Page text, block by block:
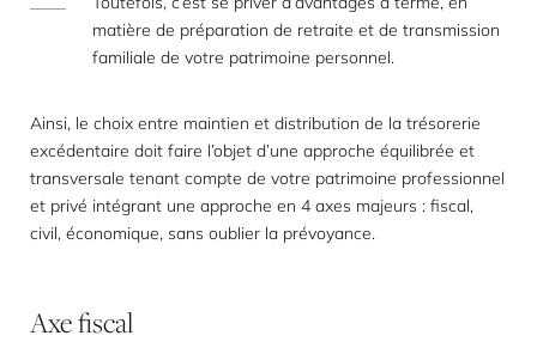
matière de préparation de retraite et de transmission
familiale de votre patrimoine personnel.
Ainsi, le choix entre maintien et distribution de la trésorerie
excédentaire doit faire l’objet d’une approche équilibrée et
transversale tenant compte de votre patrimoine professionnel
et privé intégrant une approche en 4 axes majeurs : fiscal,
civil, économique, sans oublier la prévoyance.
Axefiscal